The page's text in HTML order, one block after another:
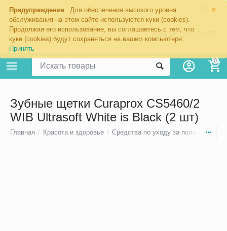
×
Предупреждение
Для обеспечения высокого уровня
обслуживания на этом сайте используются куки (cookies).
Продолжая его использование, вы соглашаетесь с тем, что
куки (cookies) будут сохраняться на вашем компьютере:
Принять
8 (800) 201-70-57
0
Зубные щетки Curaprox CS5460/2
WIB Ultrasoft White is Black (2 шт)
Главная / Красота и здоровье / Средства по уходу за полостью рта